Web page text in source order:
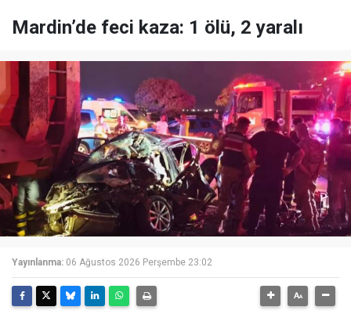
Mardin’de feci kaza: 1 ölü, 2 yaralı
Yayınlanma: 06 Ağustos 2026 Perşembe 23:02